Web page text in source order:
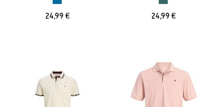
24,99 € 24,99 €